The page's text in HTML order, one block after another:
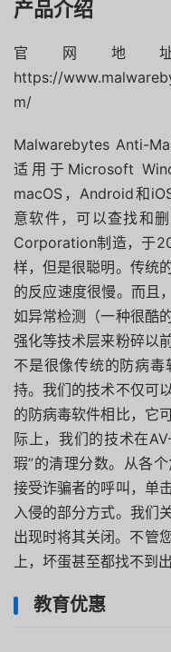
产品介绍
官网地
https://
m/
Malwarebytes Anti-
适用于Microsoft
macOS，Android和
意软件，可以查找和
Corporation制造，于
样，但是很聪明。传统
的反应速度很慢。而且
如异常检测（一种很酷
强化等技术层来粉碎以
不是很像传统的防病
持。我们的技术不仅可
的防病毒软件相比，它
际上，我们的技术在
瑕”的清理分数。从各
接受诈骗者的呼叫，单
入侵的部分方式。我们
出现时将其关闭。不管
上，坏蛋甚至都找不到出
教育优惠